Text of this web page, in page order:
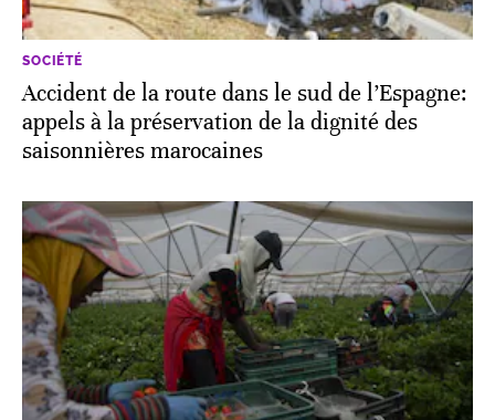
SOCIÉTÉ
Accident de la route dans le sud de l’Espagne:
appels à la préservation de la dignité des
saisonnières marocaines